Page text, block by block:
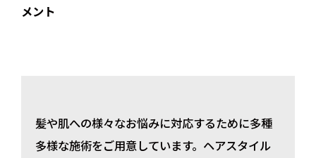
メント
髪や肌への様々なお悩みに対応するために多種
多様な施術をご用意しています。ヘアスタイル